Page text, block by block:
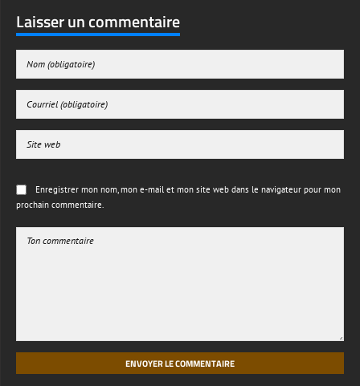
Laisser un commentaire
Enregistrer mon nom, mon e-mail et mon site web dans le navigateur pour mon
prochain commentaire.
ENVOYER LE COMMENTAIRE